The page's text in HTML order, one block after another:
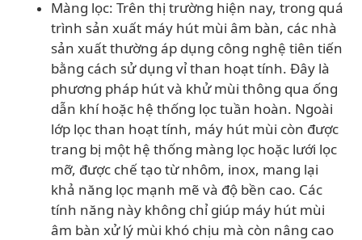
Màng lọc: Trên thị trường hiện nay, trong quá
trình sản xuất máy hút mùi âm bàn, các nhà
sản xuất thường áp dụng công nghệ tiên tiến
bằng cách sử dụng vỉ than hoạt tính. Đây là
phương pháp hút và khử mùi thông qua ống
dẫn khí hoặc hệ thống lọc tuần hoàn. Ngoài
lớp lọc than hoạt tính, máy hút mùi còn được
trang bị một hệ thống màng lọc hoặc lưới lọc
mỡ, được chế tạo từ nhôm, inox, mang lại
khả năng lọc mạnh mẽ và độ bền cao. Các
tính năng này không chỉ giúp máy hút mùi
âm bàn xử lý mùi khó chịu mà còn nâng cao